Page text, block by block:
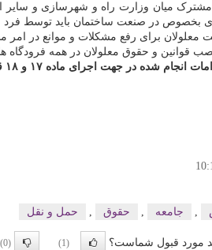
بخصوص در صنعت ساختمان باید توسط فرد
معلولان برای رفع مشکلات و موانع در
قوانین و حقوق معلولان در همه فرودگاه
از حقوق معلولان توسط حامد مانی فر مدیر کل دفتر مقررات ملی و کنترل ساختمان وزارت راه و شهرسازی عرضه شد.
جامعه حقوق حمل و نقل
مورد قبول شماست؟ (1)
(0)